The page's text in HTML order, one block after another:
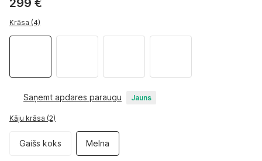
299 €
Krāsa (4)
Saņemt apdares paraugu Jauns
Kāju krāsa (2)
Gaišs koks Melna